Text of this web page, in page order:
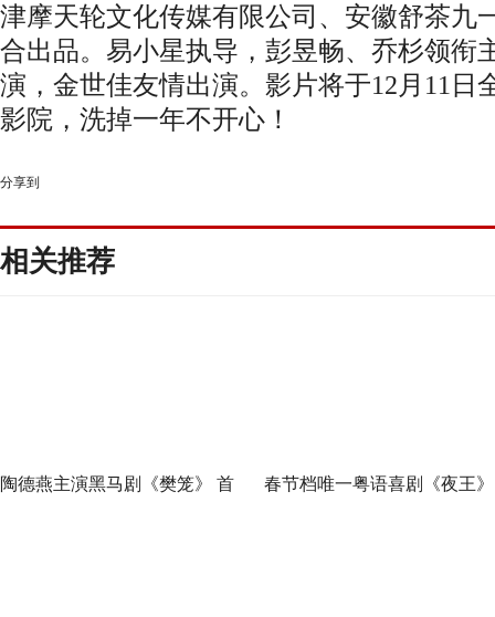
津摩天轮文化传媒有限公司、安徽舒茶九
合出品。 易小星执导，彭昱畅、乔杉领衔
演 ， 金世佳友情出演。 影片将于12月11日
影院，洗掉一年不开心！
分享到
相关推荐
陶德燕主演黑马剧《樊笼》 首 春节档唯一粤语喜剧《夜王》